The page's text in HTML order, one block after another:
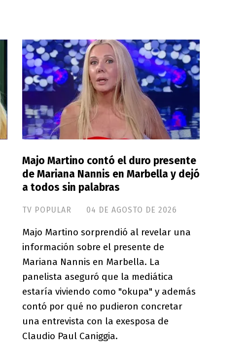
Majo Martino contó el duro presente
de Mariana Nannis en Marbella y dejó
a todos sin palabras
TV POPULAR 04 DE AGOSTO DE 2026
Majo Martino sorprendió al revelar una
información sobre el presente de
Mariana Nannis en Marbella. La
panelista aseguró que la mediática
estaría viviendo como "okupa" y además
contó por qué no pudieron concretar
una entrevista con la exesposa de
Claudio Paul Caniggia.